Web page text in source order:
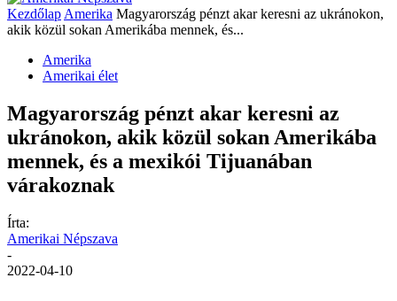
Kezdőlap Amerika Magyarország pénzt akar keresni az ukránokon,
akik közül sokan Amerikába mennek, és...
Amerika
Amerikai élet
Magyarország pénzt akar keresni az
ukránokon, akik közül sokan Amerikába
mennek, és a mexikói Tijuanában
várakoznak
Írta:
Amerikai Népszava
-
2022-04-10